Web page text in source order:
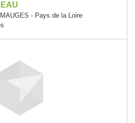
- Pays de la Loire